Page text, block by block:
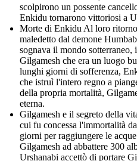
scolpirono un possente
Enkidu tornarono vittoriosi a
Morte di Enkidu Al loro
maledetto dal demone
sognava il mondo sotterraneo,
Gilgamesh che era un luogo
lunghi giorni di sofferenza,
che istruì l'intero regno a
della propria mortalità,
eterna.
Gilgamesh e il segreto della
cui fu concessa l'immortalità
giorni per raggiungere le
Gilgamesh ad abbattere 300
Urshanabi accettò di portare